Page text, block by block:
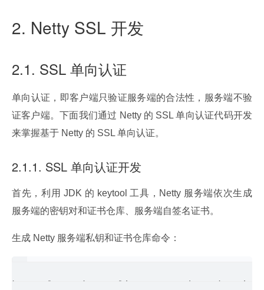
2. Netty SSL 开发
2.1. SSL 单向认证
单向认证，即客户端只验证服务端的合法性，服务端不验
证客户端。下面我们通过 Netty 的 SSL 单向认证代码开发
来掌握基于 Netty 的 SSL 单向认证。
2.1.1. SSL 单向认证开发
首先，利用 JDK 的 keytool 工具，Netty 服务端依次生成
服务端的密钥对和证书仓库、服务端自签名证书。
生成 Netty 服务端私钥和证书仓库命令：